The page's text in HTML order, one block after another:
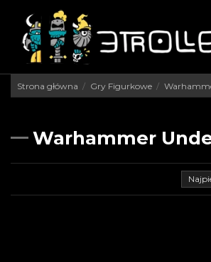
Strona główna Gry Figurkowe
Warhammer